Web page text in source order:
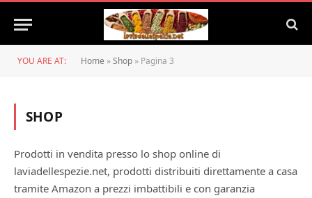
YOU ARE AT: Home »Shop » Pagina 3
SHOP
Prodotti in vendita presso lo shop online di
laviadellespezie.net, prodotti distribuiti direttamente a casa
tramite Amazon a prezzi imbattibili e con garanzia